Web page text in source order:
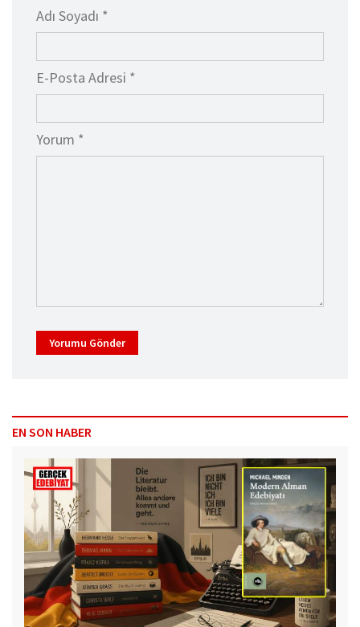
Adı Soyadı *
E-Posta Adresi *
Yorum *
Yorumu Gönder
EN SON HABER